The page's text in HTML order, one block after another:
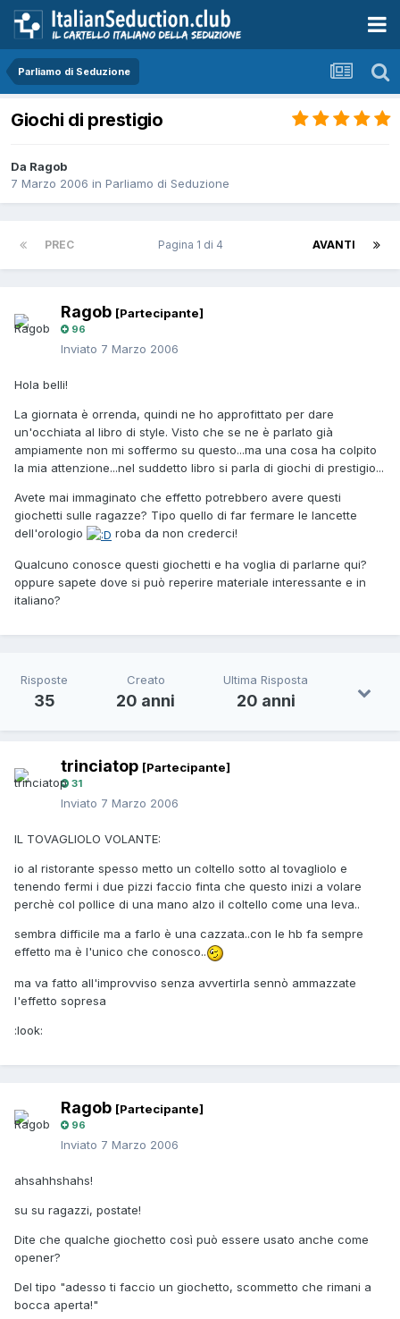
Parliamo di Seduzione
Giochi di prestigio
Da Ragob
7 Marzo 2006 in Parliamo di Seduzione
PREC AVANTI
Pagina 1 di 4
Ragob [Partecipante]
96
Inviato 7 Marzo 2006
Hola belli!
La giornata è orrenda, quindi ne ho approfittato per dare
un'occhiata al libro di style. Visto che se ne è parlato già
ampiamente non mi soffermo su questo...ma una cosa ha colpito
la mia attenzione...nel suddetto libro si parla di giochi di prestigio...
Avete mai immaginato che effetto potrebbero avere questi
giochetti sulle ragazze? Tipo quello di far fermare le lancette
dell'orologio
roba da non crederci!
Qualcuno conosce questi giochetti e ha voglia di parlarne qui?
oppure sapete dove si può reperire materiale interessante e in
italiano?
Risposte
35
Creato
20 anni
Ultima Risposta
20 anni
trinciatop [Partecipante]
31
Inviato 7 Marzo 2006
IL TOVAGLIOLO VOLANTE:
io al ristorante spesso metto un coltello sotto al tovagliolo e
tenendo fermi i due pizzi faccio finta che questo inizi a volare
perchè col pollice di una mano alzo il coltello come una leva..
sembra difficile ma a farlo è una cazzata..con le hb fa sempre
effetto ma è l'unico che conosco..
ma va fatto all'improvviso senza avvertirla sennò ammazzate
l'effetto sopresa
:look:
Ragob [Partecipante]
96
Inviato 7 Marzo 2006
ahsahhshahs!
su su ragazzi, postate!
Dite che qualche giochetto così può essere usato anche come
opener?
Del tipo "adesso ti faccio un giochetto, scommetto che rimani a
bocca aperta!"